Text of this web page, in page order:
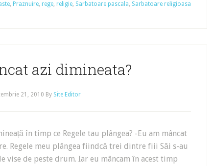
, Praznuire, rege, religie, Sarbatoare pascala, Sarbatoare religioasa
azi dimineata?
21, 2010 By Site Editor
în timp ce Regele tau plângea? -Eu am mâncat
Regele meu plângea fiindcă trei dintre fiii Săi s-au
de peste drum. Iar eu mâncam în acest timp